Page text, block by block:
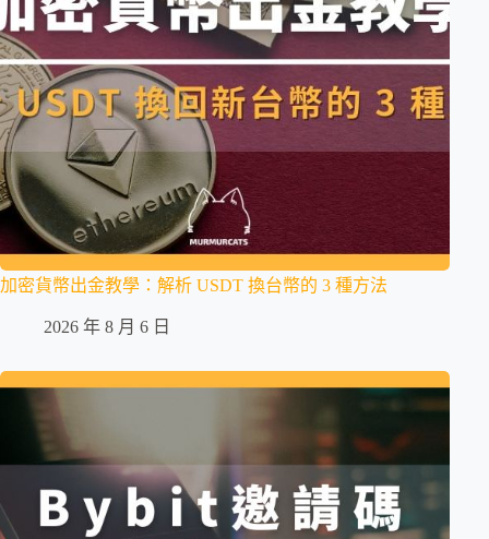
加密貨幣出金教學：解析 USDT 換台幣的 3 種方法
2026 年 8 月 6 日